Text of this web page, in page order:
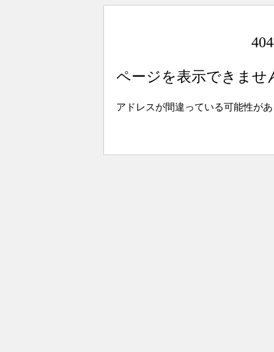
ページを表示できませ
アドレスが間違っている可能性が